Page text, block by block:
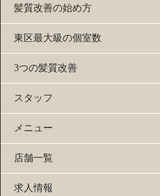
髪質改善の始め方
東区最大級の個室数
3つの髪質改善
スタッフ
メニュー
店舗一覧
求人情報